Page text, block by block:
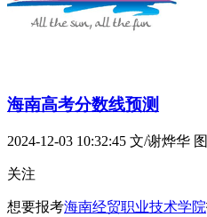
海南高考分数线预测
2024-12-03 10:32:45 文/谢烨华
关注
想要报考海南经贸职业技术学院